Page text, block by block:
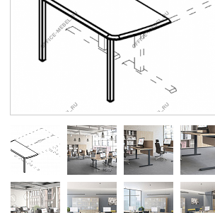
Контакты
Заказать обратный звонок